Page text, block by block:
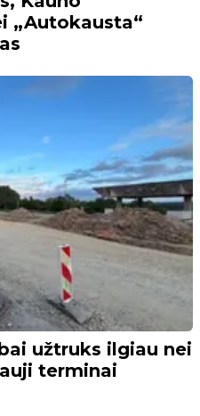
„Autokausta“
užtruks ilgiau nei
terminai